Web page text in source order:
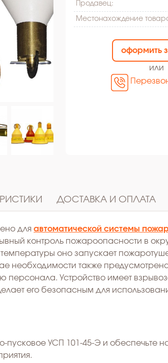
Продавец:
Местонахождение
оформить
или
ДОСТАВКА И ОПЛАТА
для автоматической системы
контроль пожароопасности в
оно запускает
необходимости также
персонала. Устройство имеет
его безопасным для
пусковое УСП 101-45-Э и обеспечьте